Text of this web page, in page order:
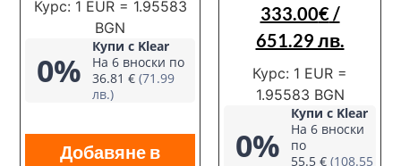
Курс: 1 EUR = 1.95583
BGN
0%
Купи с Klear
На 6 вноски по
36.81 €(71.99
лв.)
Добавяне в
333.00€/
651.29 лв.
Курс: 1 EUR =
1.95583 BGN
0%
Купи с Klear
На 6 вноски
по
55.5 €(108.55